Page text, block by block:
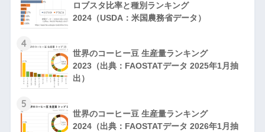
ロブスタ比率と種別ランキング
2024（USDA：米国農務省データ）
4
世界のコーヒー豆 生産量ランキング
2023（出典：FAOSTATデータ 2025年1月抽
出）
5
世界のコーヒー豆 生産量ランキング
2024（出典：FAOSTATデータ 2026年1月抽